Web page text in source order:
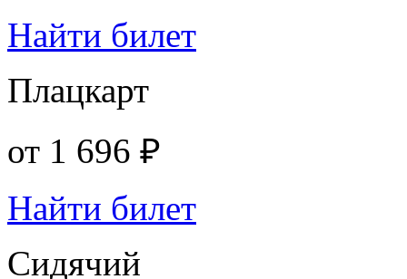
Найти билет
Плацкарт
от 1 696 ₽
Найти билет
Сидячий